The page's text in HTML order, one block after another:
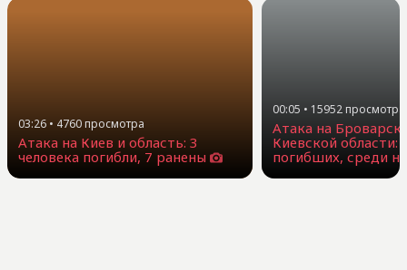
03:26 • 4760просмотра
Атака на Киев и область: 3
человека погибли, 7 ранены
00:05 • 15952 просмотра
Атака на
Киевской области:
погибших, среди